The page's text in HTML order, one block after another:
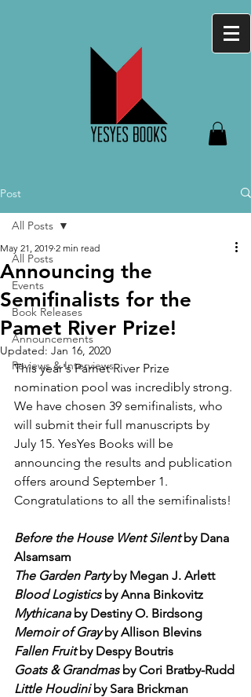
Post
All Posts
Events
Book Releases
Announcements
Reviews & Interviews
All Posts
Announcing the
Semifinalists for the
Pamet River Prize!
May 21, 2019 2 min read
Updated: Jan 16, 2020
This year's Pamet River Prize
nomination pool was incredibly strong.
We have chosen 39 semifinalists, who
will submit their full manuscripts by
July 15. YesYes Books will be
announcing the results and publication
offers around September 1.
Congratulations to all the semifinalists!
Before the House Went Silent by Dana
Alsamsam
The Garden Party by Megan J. Arlett
Blood Logistics by Anna Binkovitz
Mythicana by Destiny O. Birdsong
Memoir of Gray by Allison Blevins
Fallen Fruit by Despy Boutris
Goats & Grandmas by Cori Bratby-Rudd
Little Houdini by Sara Brickman